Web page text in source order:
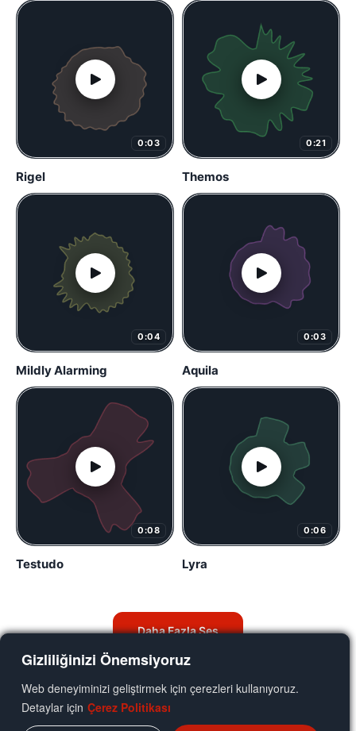
Gizliliğinizi Önemsiyoruz
Web deneyiminizi geliştirmek için çerezleri kullanıyoruz.
Detaylar için Çerez Politikası
0:03
Rigel
0:21
Themos
0:04
Mildly Alarming
0:03
Aquila
0:08
Testudo
0:06
Lyra
Daha Fazla Ses